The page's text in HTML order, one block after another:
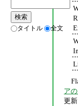
ア
更
タイトル 全文